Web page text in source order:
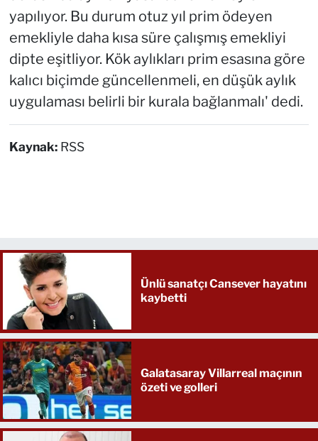
yapılıyor. Bu durum otuz yıl prim ödeyen
emekliyle daha kısa süre çalışmış emekliyi
dipte eşitliyor. Kök aylıkları prim esasına göre
kalıcı biçimde güncellenmeli, en düşük aylık
uygulaması belirli bir kurala bağlanmalı' dedi.
Kaynak: RSS
Ünlü sanatçı Cansever hayatını
kaybetti
Galatasaray Villarreal maçının
özeti ve golleri